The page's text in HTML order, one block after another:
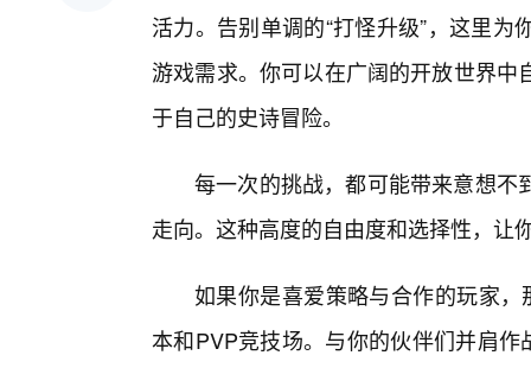
活力。告别单调的“打怪升级”，这里
游戏需求。你可以在广阔的开放世界
于自己的史诗冒险。
每一次的挑战，都可能带来意想不
走向。这种高度的自由度和选择性，让
如果你是喜爱策略与合作的玩家
本和PVP竞技场。与你的伙伴们并肩